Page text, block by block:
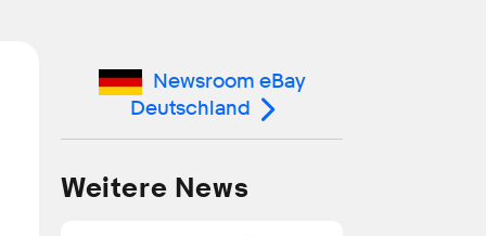
Newsroom eBay
Deutschland
Weitere News